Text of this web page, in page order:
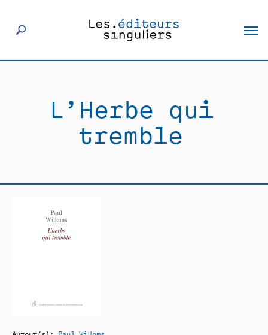
Éditeurs
Actualités
Rencontres
L’Herbe qui
tremble